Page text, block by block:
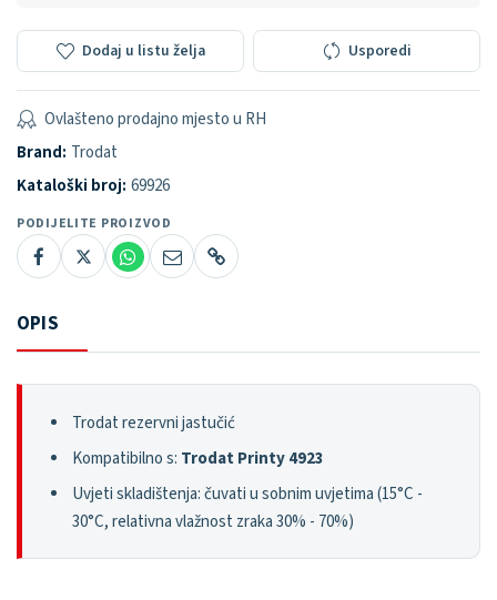
Dodaj u listu želja Usporedi
Ovlašteno prodajno mjesto u RH
Brand: Trodat
Kataloški broj: 69926
PODIJELITE PROIZVOD
OPIS
Trodat rezervni jastučić
Kompatibilno s: Trodat Printy 4923
Uvjeti skladištenja: čuvati u sobnim uvjetima (15°C -
30°C, relativna vlažnost zraka 30% - 70%)